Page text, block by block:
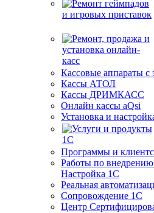
Кассовые аппараты с
Кассы АТОЛ
Кассы ДРИМКАСС
Онлайн кассы aQsi
Установка и
Программы и
Работы по
Настройка 1С
Реальная
Сопровождение 1С
Центр